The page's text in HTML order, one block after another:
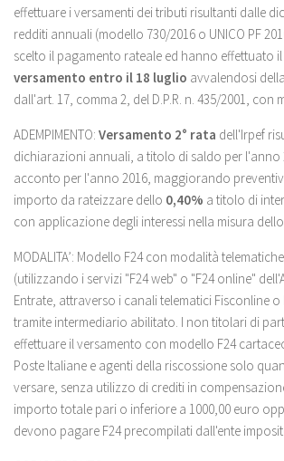
effettuare i versamenti dei tributi risultanti dalle
redditi annuali (modello 730/2016 o UNICO PF
scelto il pagamento rateale ed hanno effettuato il
versamento entro il 18 luglio avvalendosi
dall'art. 17, comma 2, del D.P.R. n. 435/2001, con
ADEMPIMENTO: Versamento 2° rata dell'Irpef
dichiarazioni annuali, a titolo di saldo per l'anno
acconto per l'anno 2016, maggiorando
importo da rateizzare dello 0,40% a titolo di
con applicazione degli interessi nella misura dello
MODALITA’: Modello F24 con modalità
(utilizzando i servizi "F24 web" o "F24 online"
Entrate, attraverso i canali telematici Fisconline
tramite intermediario abilitato. I non titolari di
effettuare il versamento con modello F24
Poste Italiane e agenti della riscossione solo
versare, senza utilizzo di crediti in
importo totale pari o inferiore a 1000,00 euro
devono pagare F24 precompilati dall'ente